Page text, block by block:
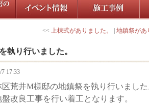
<< 上棟式がありました。 地鎮祭があ
執り行いました。
7 17:33
荒井M様邸の地鎮祭を執り行いまし
改良工事を行い着工となります。